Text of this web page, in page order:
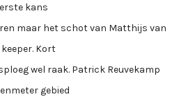
kans
maar het schot van Matthijs van
Kort
wel raak. Patrick Reuvekamp
gebied